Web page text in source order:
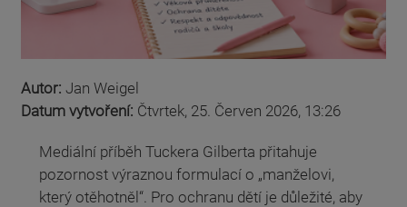
Autor: Jan Weigel
Datum vytvoření: Čtvrtek, 25. Červen 2026, 13:26
Mediální příběh Tuckera Gilberta přitahuje
pozornost výraznou formulací o „manželovi,
který otěhotněl“. Pro ochranu dětí je důležité, aby